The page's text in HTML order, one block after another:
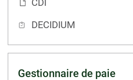
CDI
DECIDIUM
Gestionnaire de paie